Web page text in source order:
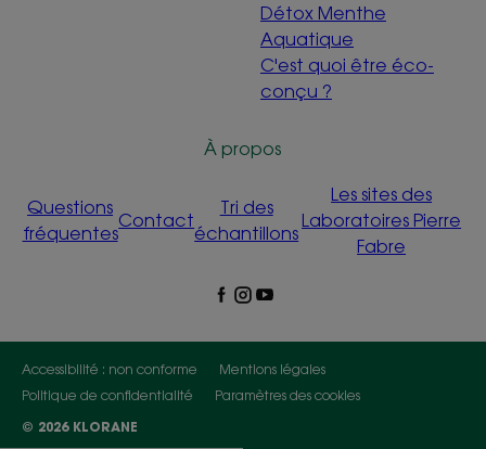
Détox Menthe
Aquatique
C'est quoi être éco-
conçu ?
À propos
Questions
fréquentes
Contact
Tri des
échantillons
Les sites des
Laboratoires Pierre
Fabre
Accessibilité : non conforme
Mentions légales
Politique de confidentialité
Paramètres des cookies
© 2026 KLORANE